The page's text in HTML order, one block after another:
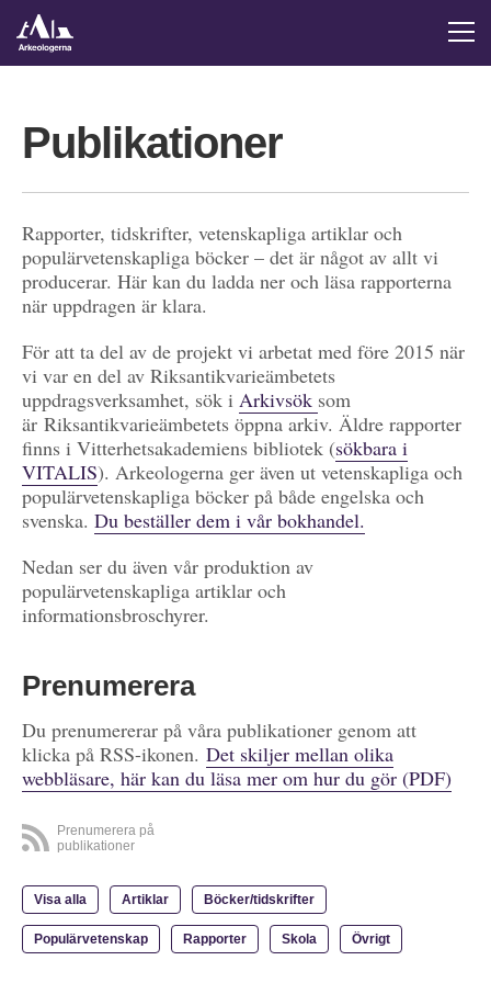
Publikationer
Rapporter, tidskrifter, vetenskapliga artiklar och
populärvetenskapliga böcker – det är något av allt vi
producerar. Här kan du ladda ner och läsa rapporterna
när uppdragen är klara.
För att ta del av de projekt vi arbetat med före 2015 när
vi var en del av Riksantikvarieämbetets
uppdragsverksamhet, sök i Arkivsök som
är Riksantikvarieämbetets öppna arkiv. Äldre rapporter
finns i Vitterhetsakademiens bibliotek (sökbara i
VITALIS). Arkeologerna ger även ut vetenskapliga och
populärvetenskapliga böcker på både engelska och
svenska. Du beställer dem i vår bokhandel.
Nedan ser du även vår produktion av
populärvetenskapliga artiklar och
informationsbroschyrer.
Prenumerera
Du prenumererar på våra publikationer genom att
klicka på RSS-ikonen. Det skiljer mellan olika
webbläsare, här kan du läsa mer om hur du gör (PDF)
Prenumerera på
publikationer
Visa alla Artiklar Böcker/tidskrifter
Populärvetenskap Rapporter Skola Övrigt